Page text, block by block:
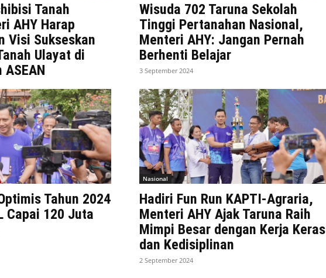
Tanah
AHY Harap
Visi Sukseskan
Ulayat di
Wisuda 702 Taruna Sekolah
Tinggi Pertanahan Nasional,
Menteri AHY: Jangan Pernah
Berhenti Belajar
3 September 2024
Tahun 2024
Capai 120 Juta
Nasional
Hadiri Fun Run KAPTI-Agraria,
Menteri AHY Ajak Taruna Raih
Mimpi Besar dengan Kerja Keras
dan Kedisiplinan
2 September 2024